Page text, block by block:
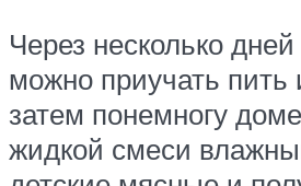
Через несколько
можно приучать
затем понемногу
жидкой смеси